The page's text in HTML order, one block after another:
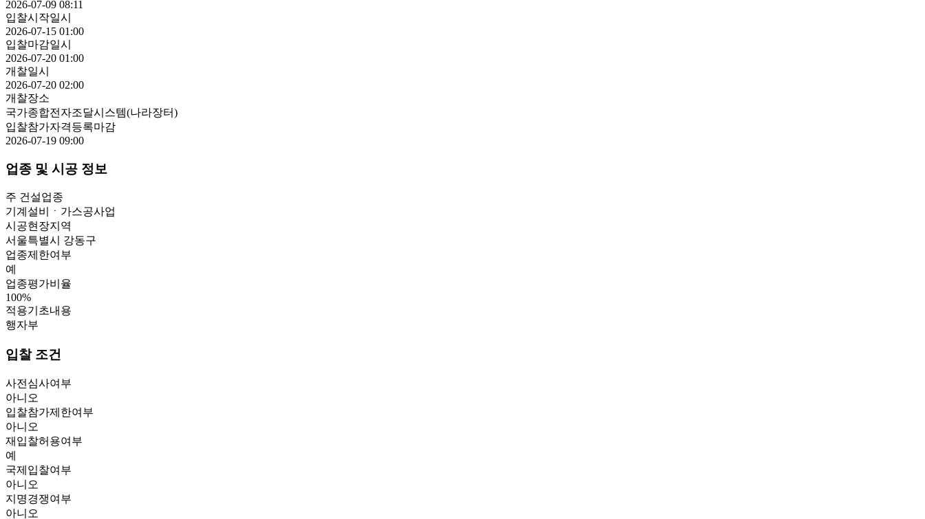
2026-07-09 08:11
입찰시작일시
2026-07-15 01:00
입찰마감일시
2026-07-20 01:00
개찰일시
2026-07-20 02:00
개찰장소
국가종합전자조달시스템(나라장터)
입찰참가자격등록마감
2026-07-19 09:00
업종 및 시공 정보
주 건설업종
기계설비ㆍ가스공사업
시공현장지역
서울특별시 강동구
업종제한여부
예
업종평가비율
100%
적용기초내용
행자부
입찰 조건
사전심사여부
아니오
입찰참가제한여부
아니오
재입찰허용여부
예
국제입찰여부
아니오
지명경쟁여부
아니오